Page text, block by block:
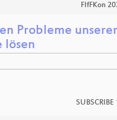
FIfFKon
Probleme unserer
lösen
SUBSCRIBE